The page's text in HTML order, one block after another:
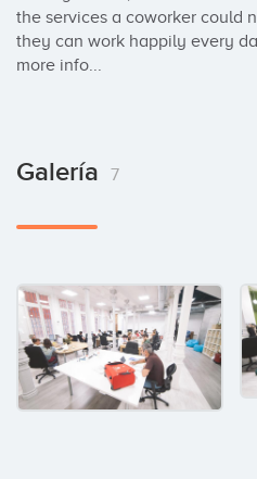
the services a coworker could
they can work happily every
more info...
Galería 7